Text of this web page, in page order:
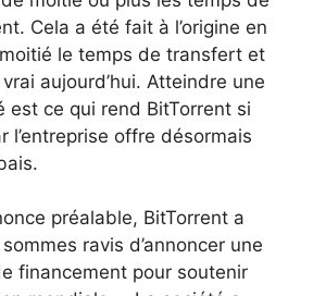
Cela a été fait à l’origine en
le temps de transfert et
vrai aujourd’hui. Atteindre une
est ce qui rend BitTorrent si
l’entreprise offre désormais
préalable, BitTorrent a
ravis d’annoncer une
financement pour soutenir